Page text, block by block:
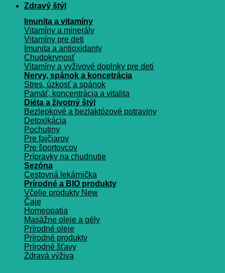
Zdravý štýl
Imunita a vitamíny
Vitamíny a minerály
Vitamíny pre deti
Imunita a antioxidanty
Chudokrvnosť
Vitamíny a vyživové doplnky pre deti
Nervy, spánok a koncetrácia
Stres, úzkosť a spánok
Pamäť, koncentrácia a vitalita
Diéta a životný štýl
Bezlepkové a bezlaktózové potraviny
Detoxikácia
Pochutiny
Pre fajčiarov
Pre športovcov
Prípravky na chudnutie
Sezóna
Cestovná lekárnička
Prírodné a BIO produkty
Včelie produkty
Čaje
Homeopatia
Masážne oleje a gély
Prírodné oleje
Prírodné produkty
Prírodné šťavy
Zdravá výživa